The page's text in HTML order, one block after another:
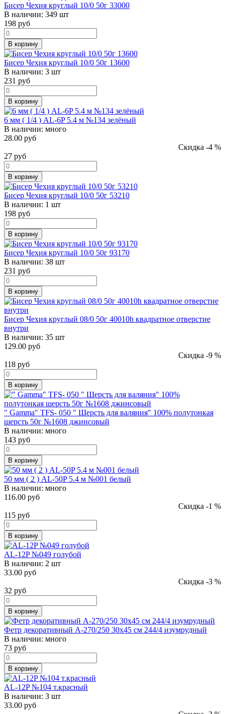
Бисер Чехия круглый 10/0 50г 33000
В наличии: 349 шт
198 руб
В корзину
Бисер Чехия круглый 10/0 50г 13600
В наличии: 3 шт
231 руб
В корзину
6 мм ( 1/4 ) AL-6P 5.4 м №134 зелёный
В наличии: много
28.00 руб
Скидка -4 %
27 руб
В корзину
Бисер Чехия круглый 10/0 50г 53210
В наличии: 1 шт
198 руб
В корзину
Бисер Чехия круглый 10/0 50г 93170
В наличии: 38 шт
231 руб
В корзину
Бисер Чехия круглый 08/0 50г 40010h квадратное отверстие
внутри
В наличии: 35 шт
129.00 руб
Скидка -9 %
118 руб
В корзину
" Gamma" TFS- 050 " Шерсть для валяния" 100% полутонкая
шерсть 50г №1608 джинсовый
В наличии: много
143 руб
В корзину
50 мм ( 2 ) AL-50P 5.4 м №001 белый
В наличии: много
116.00 руб
Скидка -1 %
115 руб
В корзину
AL-12P №049 голубой
В наличии: 2 шт
33.00 руб
Скидка -3 %
32 руб
В корзину
Фетр декоративный А-270/250 30х45 см 244/4 изумрудный
В наличии: много
73 руб
В корзину
AL-12P №104 т.красный
В наличии: 3 шт
33.00 руб